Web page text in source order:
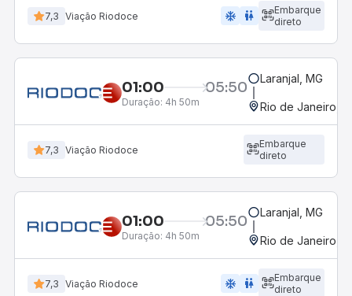
7,3 Viação Riodoce ac_unit wc
Embarque
direto
01:00 05:50
Duração: 4h 50m
Laranjal, MG
Rio de Janeiro,
7,3 Viação Riodoce
Embarque
direto
01:00 05:50
Duração: 4h 50m
Laranjal, MG
Rio de Janeiro,
7,3 Viação Riodoce ac_unit wc
Embarque
direto